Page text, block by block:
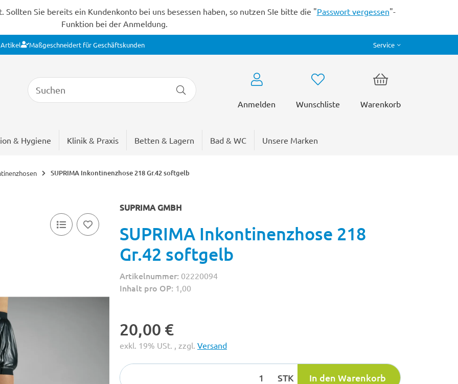
Sie bereits ein Kundenkonto bei uns besessen haben, so nutzen SIe bitte die "Passwort vergessen"-
Funktion bei der Anmeldung.
Artikel Maßgeschneidert für Geschäftskunden Service
Anmelden Wunschliste Warenkorb
& Hygiene Klinik & Praxis Betten & Lagern Bad & WC Unsere Marken
SUPRIMA Inkontinenzhose 218 Gr.42 softgelb
SUPRIMA GMBH
SUPRIMA Inkontinenzhose 218
Gr.42 softgelb
Artikelnummer: 02220094
Inhalt pro OP: 1,00
20,00 €
exkl. 19% USt. , zzgl. Versand
STK In den Warenkorb